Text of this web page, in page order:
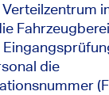
die